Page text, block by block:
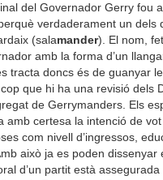
del Governador Gerry fou
verdaderament un dels
(salamander). El nom,
amb la forma d’un
tracta doncs és de guanyar
que hi ha una revisió dels
de Gerrymanders. Els
amb certesa la intenció de
com nivell d’ingressos,
això ja es poden
d’un partit està